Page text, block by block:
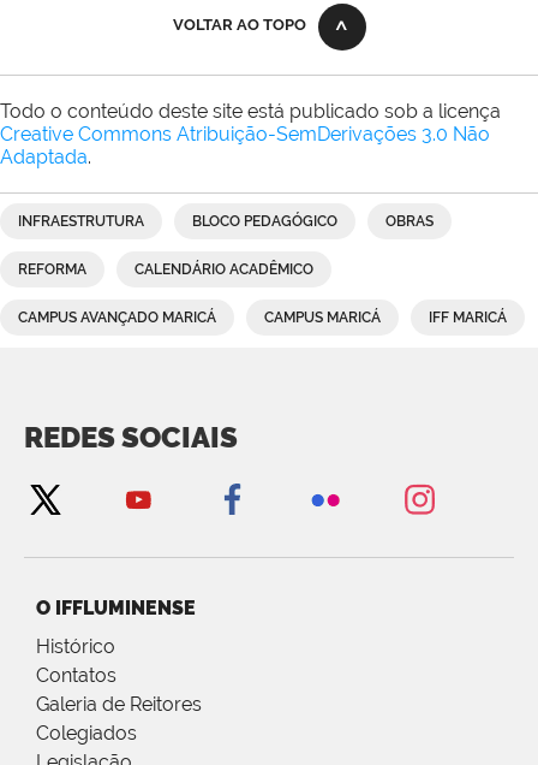
VOLTAR AO TOPO
Todo o conteúdo deste site está publicado sob a licença
Creative Commons Atribuição-SemDerivações 3.0 Não
Adaptada.
INFRAESTRUTURA BLOCO PEDAGÓGICO OBRAS
REFORMA CALENDÁRIO ACADÊMICO
CAMPUS AVANÇADO MARICÁ CAMPUS MARICÁ IFF MARICÁ
REDES SOCIAIS
O IFFLUMINENSE
Histórico
Contatos
Galeria de Reitores
Colegiados